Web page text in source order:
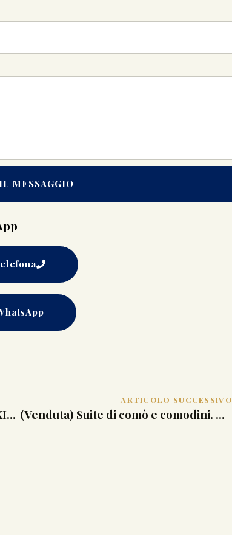
MESSAGGIO
Letto a baldacchino. Italia, inizi del XIX sec
ARTICOLO SUCCESSIVO
(Venduta) Suite di comò e comodini. Milano, inizio del XIX sec.